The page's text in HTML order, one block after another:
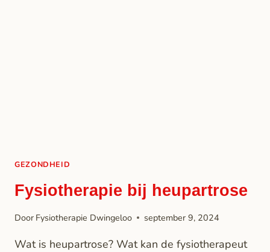
GEZONDHEID
Fysiotherapie bij heupartrose
Door Fysiotherapie Dwingeloo september 9, 2024
Wat is heupartrose? Wat kan de fysiotherapeut